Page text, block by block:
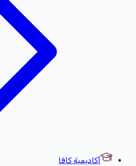
أكاديمية كافا